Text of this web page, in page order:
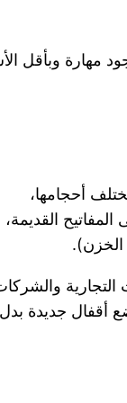
مهارة وبأقل
القديمة،
الخزن).
التجارية
أقفال جديدة بدل